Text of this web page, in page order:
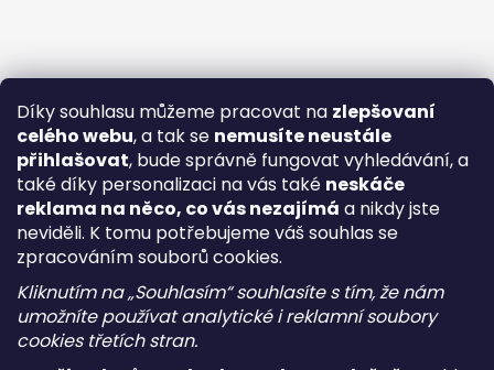
Díky souhlasu můžeme pracovat na zlepšovaní
celého webu, a tak se nemusíte neustále
přihlašovat, bude správně fungovat vyhledávání, a
také díky personalizaci na vás také neskáče
reklama na něco, co vás nezajímá a nikdy jste
neviděli. K tomu potřebujeme váš souhlas se
zpracováním souborů cookies.
Kliknutím na „Souhlasím“ souhlasíte s tím, že nám
umožníte používat analytické i reklamní soubory
cookies třetích stran.